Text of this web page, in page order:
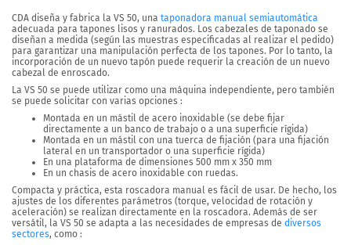
CDA diseña y fabrica la VS 50, una taponadora manual semiautomática
adecuada para tapones lisos y ranurados. Los cabezales de taponado se
diseñan a medida (según las muestras especificadas al realizar el pedido)
para garantizar una manipulación perfecta de los tapones. Por lo tanto, la
incorporación de un nuevo tapón puede requerir la creación de un nuevo
cabezal de enroscado.
La VS 50 se puede utilizar como una máquina independiente, pero también
se puede solicitar con varias opciones :
Montada en un mástil de acero inoxidable (se debe fijar
directamente a un banco de trabajo o a una superficie rígida)
Montada en un mástil con una tuerca de fijación (para una fijación
lateral en un transportador o una superficie rígida)
En una plataforma de dimensiones 500 mm x 350 mm
En un chasis de acero inoxidable con ruedas.
Compacta y práctica, esta roscadora manual es fácil de usar. De hecho, los
ajustes de los diferentes parámetros (torque, velocidad de rotación y
aceleración) se realizan directamente en la roscadora. Además de ser
versátil, la VS 50 se adapta a las necesidades de empresas de diversos
sectores, como :